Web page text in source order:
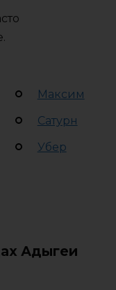
Максим
Сатурн
Убер
Адыгеи